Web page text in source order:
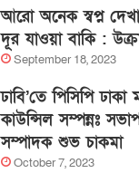
আরো অনেক স্বপ্ন
দূর যাওয়া বাকি :
September 18, 2023
ঢাবি’তে পিসিপি
কাউন্সিল সম্পন্নঃ
সম্পাদক শুভ চাকমা
October 7, 2023